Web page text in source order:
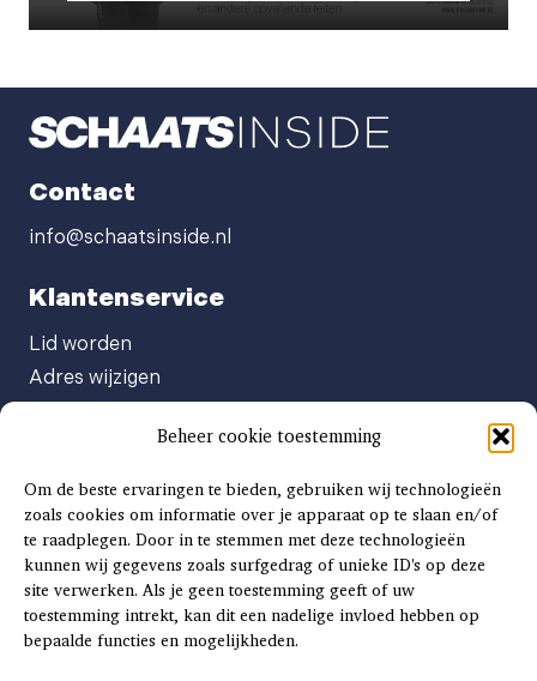
Beheer cookie toestemming
Om de beste ervaringen te bieden, gebruiken wij technologieën
zoals cookies om informatie over je apparaat op te slaan en/of
te raadplegen. Door in te stemmen met deze technologieën
kunnen wij gegevens zoals surfgedrag of unieke ID's op deze
site verwerken. Als je geen toestemming geeft of uw
toestemming intrekt, kan dit een nadelige invloed hebben op
bepaalde functies en mogelijkheden.
Contact
info@schaatsinside.nl
Klantenservice
Lid worden
Adres wijzigen
Abonnement opzeggen
Afgeven automatische incasso
Factuur betalen
Klachtenformulier
Overige vragen
Adverteren